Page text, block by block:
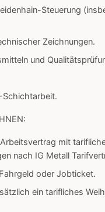
Steuerung
Zeichnungen.
und
mit
nach IG Metall
oder Jobticket.
ein tarifliches